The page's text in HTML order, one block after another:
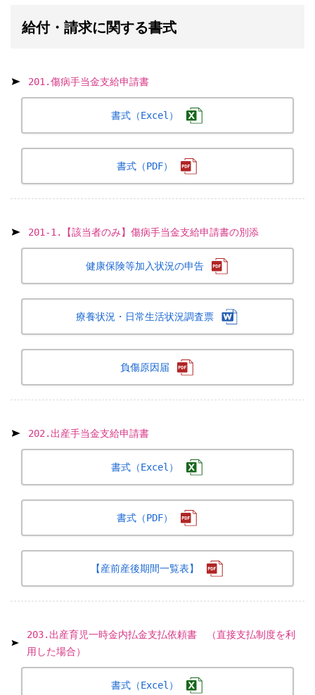
給付・請求に関する書式
201.傷病手当金支給申請書
書式（Excel）
書式（PDF）
201-1.【該当者のみ】傷病手当金支給申請書の別添
健康保険等加入状況の申告
療養状況・日常生活状況調査票
負傷原因届
202.出産手当金支給申請書
書式（Excel）
書式（PDF）
【産前産後期間一覧表】
203.出産育児一時金内払金支払依頼書 （直接支払制度を利
用した場合）
書式（Excel）